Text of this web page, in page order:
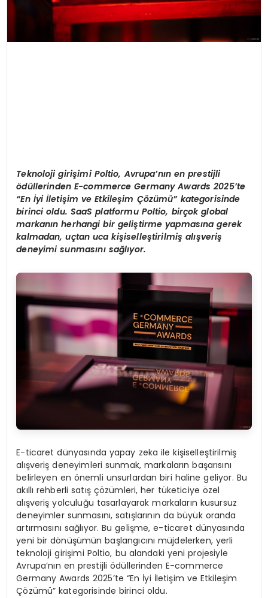
Teknoloji girişimi Poltio, Avrupa’nın en prestijli
ödüllerinden E-commerce Germany Awards 2025’te
“En İyi İletişim ve Etkileşim Çözümü” kategorisinde
birinci oldu. SaaS platformu Poltio, birçok global
markanın herhangi bir geliştirme yapmasına gerek
kalmadan, uçtan uca kişiselleştirilmişalışveriş
deneyimi sunmasını sağlıyor.
E-ticaret dünyasında yapay zeka ile kişiselleştirilmiş
alışveriş deneyimleri sunmak, markaların başarısını
belirleyen en önemli unsurlardan biri haline geliyor. Bu
akıllı rehberli satış çözümleri, her tüketiciye özel
alışveriş yolculuğu tasarlayarak markaların kusursuz
deneyimler sunmasını, satışlarının da büyük oranda
artırmasını sağlıyor. Bu gelişme, e-ticaret dünyasında
yeni bir dönüşümün başlangıcını müjdelerken, yerli
teknoloji girişimi Poltio, bu alandaki yeni projesiyle
Avrupa’nın en prestijli ödüllerinden E-commerce
Germany Awards 2025’te “En İyi İletişim ve Etkileşim
Çözümü” kategorisinde birinci oldu.